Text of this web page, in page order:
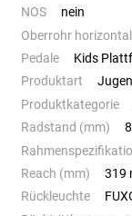
NOS
nein
Oberrohr
Pedale
Kids
Produktart
Produktkategorie
Radstand (mm)
Reach (mm)
319
Rückleuchte